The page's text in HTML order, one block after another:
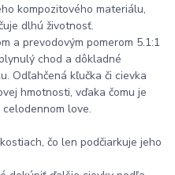
kompozitového materiálu,
dlhú životnosť.
a prevodovým pomerom 5.1:1
chod a dôkladné
Odľahčená kľučka či cievka
hmotnosti, vďaka čomu je
celodennom love.
čo len podčiarkuje jeho